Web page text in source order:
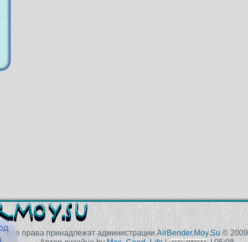
Все права принадлежат администрации AirBender.Moy.Su ©